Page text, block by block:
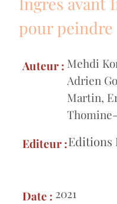
pour peindre
Auteur : Mehdi
Adrien
Martin,
Editions
Editeur :
2021
Date :